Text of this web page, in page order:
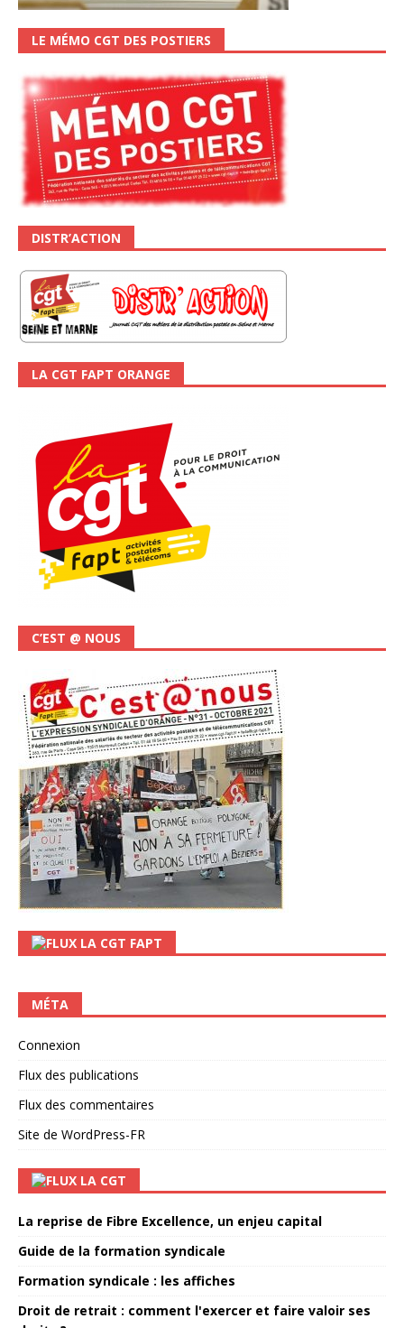
LE MÉMO CGT DES POSTIERS
DISTR’ACTION
LA CGT FAPT ORANGE
C’EST @ NOUS
LA CGT FAPT
MÉTA
Connexion
Flux des publications
Flux des commentaires
Site de WordPress-FR
LA CGT
La reprise de Fibre Excellence, un enjeu capital
Guide de la formation syndicale
Formation syndicale : les affiches
Droit de retrait : comment l'exercer et faire valoir ses